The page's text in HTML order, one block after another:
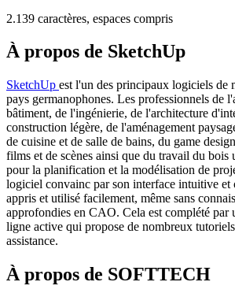
2.139 caractères, espaces compris
À propos de SketchUp
SketchUp est l'un des principaux logiciels de
pays germanophones. Les professionnels de
bâtiment, de l'ingénierie, de l'architecture
construction légère, de l'aménagement
de cuisine et de salle de bains, du game
films et de scènes ainsi que du travail du bois
pour la planification et la modélisation de
logiciel convainc par son interface intuitive et
appris et utilisé facilement, même sans
approfondies en CAO. Cela est complété par
ligne active qui propose de nombreux
assistance.
À propos de SOFTTECH